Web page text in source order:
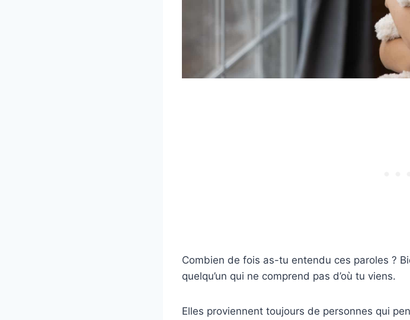
Combien de fois as-tu entendu ces paroles ?
quelqu’un qui ne comprend pas d’où tu viens.
Elles proviennent toujours de personnes qui